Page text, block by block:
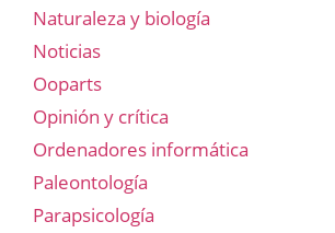
Naturaleza y biología
Noticias
Ooparts
Opinión y crítica
Ordenadores informática
Paleontología
Parapsicología